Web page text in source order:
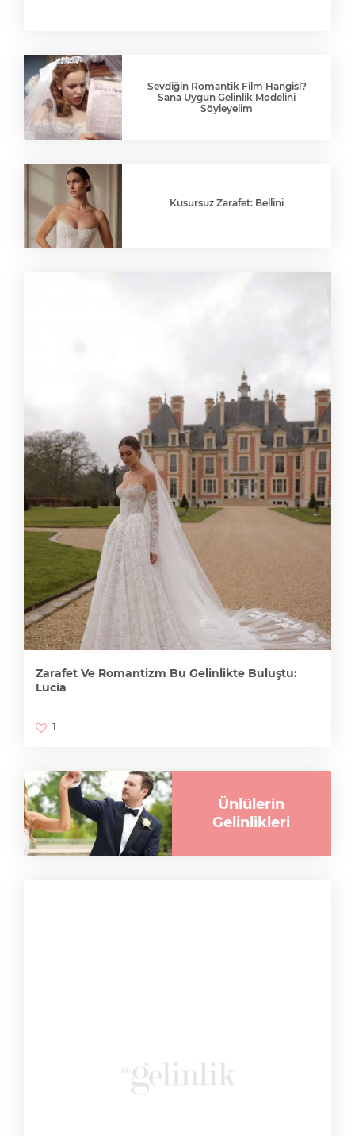
Sevdiğin Romantik Film Hangisi?
Sana Uygun Gelinlik Modelini
Söyleyelim
Kusursuz Zarafet: Bellini
Zarafet Ve Romantizm Bu Gelinlikte Buluştu:
Lucia
1
Ünlülerin
Gelinlikleri